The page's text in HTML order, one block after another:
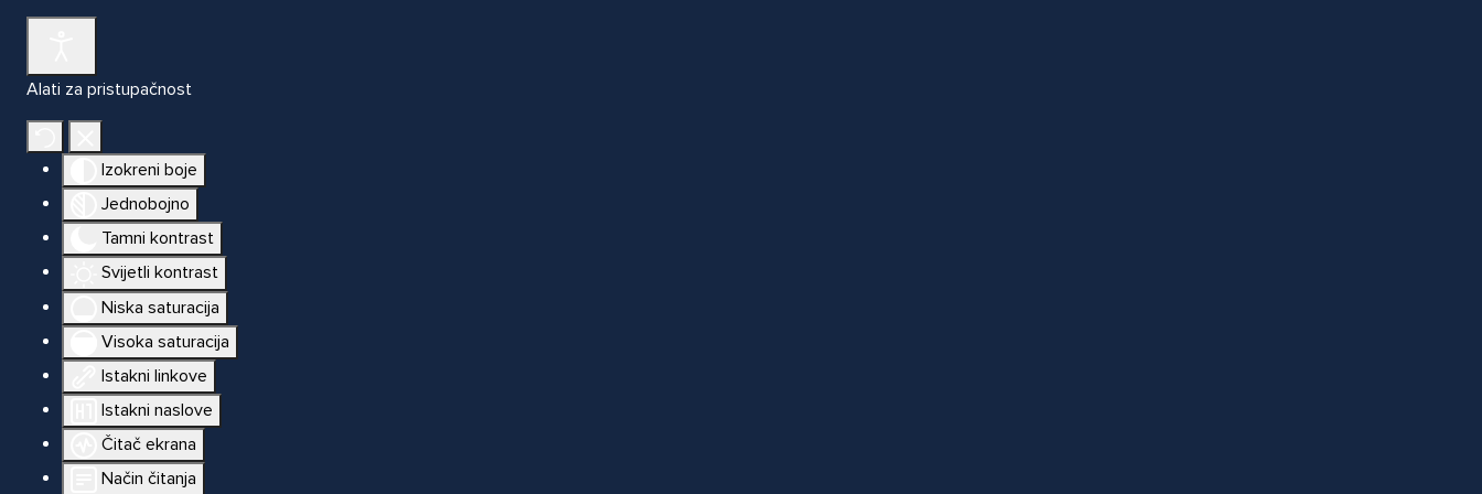
Alati za pristupačnost
Izokreni boje
Jednobojno
Tamni kontrast
Svijetli kontrast
Niska saturacija
Visoka saturacija
Istakni linkove
Istakni naslove
Čitač ekrana
Način čitanja